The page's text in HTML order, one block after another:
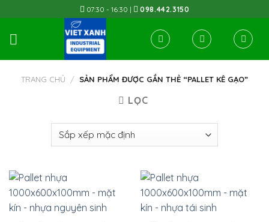
to
content
07:30 - 16:30 | 098.442.3150
TRANG CHỦ / SẢN PHẨM ĐƯỢC GẮN THẺ “PALLET KÊ GẠO”
LỌC